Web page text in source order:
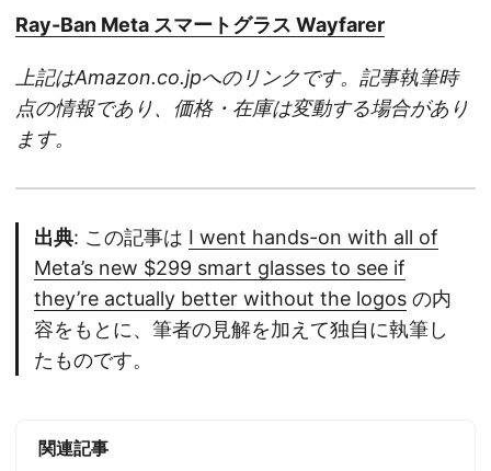
Ray-Ban Meta スマートグラス Wayfarer
上記はAmazon.co.jpへのリンクです。記事執筆時
点の情報であり、価格・在庫は変動する場合があり
ます。
出典: この記事は I went hands-on with all of
Meta’s new $299 smart glasses to see if
they’re actually better without the logos の内
容をもとに、筆者の見解を加えて独自に執筆し
たものです。
関連記事